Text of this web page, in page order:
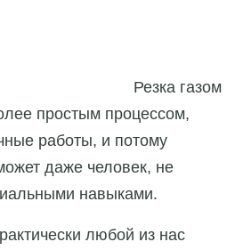
Резка газом
простым процессом,
работы, и потому
даже человек, не
навыками.
любой из нас